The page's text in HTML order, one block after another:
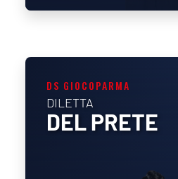
DS GIOCOPARMA
DILETTA
DEL PRETE